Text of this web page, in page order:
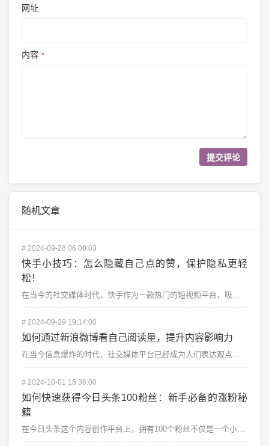
网址
内容 *
随机文章
# 2024-09-28 06:00:03
快手小技巧：怎么隐藏自己点的赞，保护隐私更轻
松！
# 2024-09-29 19:14:00
如何通过新浪微博看自己阅读量，提升内容影响力
在当今信息爆炸的时代，社交媒体平台已经成为人们表达观点、分享生活、获取信息的重要工具，而新浪微博作为...
# 2024-10-01 15:36:00
如何快速获得今日头条100粉丝：新手必备的涨粉秘
籍
在今日头条这个内容创作平台上，拥有100个粉丝不仅是一个小目标，也是你内容创作之路上的第一个里程碑。...